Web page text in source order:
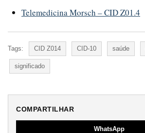
Telemedicina Morsch – CID Z01.4
Tags: CID Z014 CID-10 saúde
significado
COMPARTILHAR
WhatsApp